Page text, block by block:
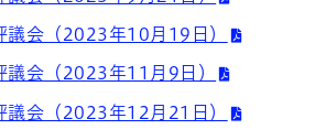
議会（2023年10月19日）
議会（2023年11月9日）
議会（2023年12月21日）